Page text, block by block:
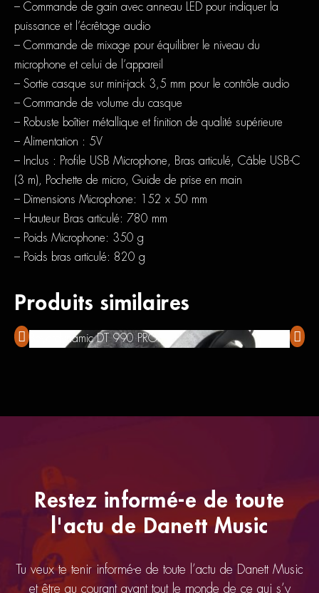
– Commande de gain avec anneau LED pour indiquer la
puissance et l’écrêtage audio
– Commande de mixage pour équilibrer le niveau du
microphone et celui de l’appareil
– Sortie casque sur mini-jack 3,5 mm pour le contrôle audio
– Commande de volume du casque
– Robuste boîtier métallique et finition de qualité supérieure
– Alimentation : 5V
– Inclus : Profile USB Microphone, Bras articulé, Câble USB-C
(3 m), Pochette de micro, Guide de prise en main
– Dimensions Microphone: 152 x 50 mm
– Hauteur Bras articulé: 780 mm
– Poids Microphone: 350 g
– Poids bras articulé: 820 g
Produits similaires
Beyerdynamic DT 990 PRO AKG
Restez informé-e de toute
l'actu de Danett Music
Tu veux te tenir informé-e de toute l’actu de Danett Music
et être au courant avant tout le monde de ce qui s’y